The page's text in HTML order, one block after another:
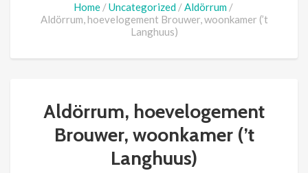
Home Uncategorized
Aldörrum
Aldörrum, hoevelogement Brouwer, woonkamer (’t
Langhuus)
Aldörrum, hoevelogement
Brouwer, woonkamer (’t
Langhuus)